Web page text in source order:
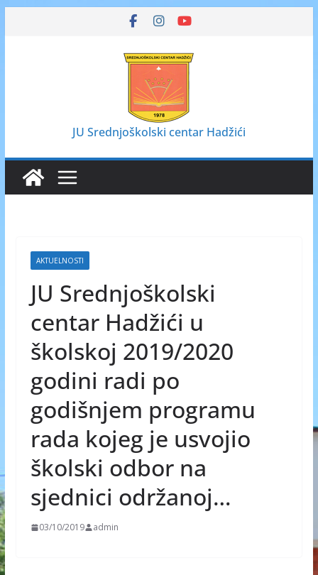
JU Srednjoškolski centar Hadžići
AKTUELNOSTI
JU Srednjoškolski
centar Hadžići u
školskoj 2019/2020
godini radi po
godišnjem programu
rada kojeg je usvojio
školski odbor na
sjednici održanoj…
03/10/2019 admin